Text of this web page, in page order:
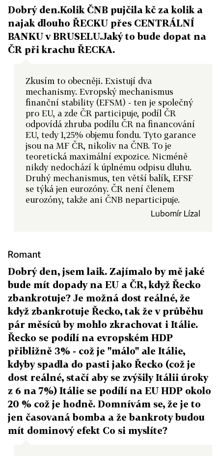
Dobrý den.Kolik ČNB pujčila kč za kolik a
najak dlouho ŘECKU přes CENTRÁLNÍ
BANKU v BRUSELU.Jaký to bude dopat na
ČR při krachu ŘECKA.
Zkusím to obecněji. Existují dva
mechanismy. Evropský mechanismus
finanční stability (EFSM) - ten je společný
pro EU, a zde ČR participuje, podíl ČR
odpovídá zhruba podílu ČR na financování
EU, tedy 1,25% objemu fondu. Tyto garance
jsou na MF ČR, nikoliv na ČNB. To je
teoretická maximální expozice. Nicméně
nikdy nedochází k úplnému odpisu dluhu.
Druhý mechanismus, ten větší balík, EFSF
se týká jen eurozóny. ČR není členem
eurozóny, takže ani ČNB neparticipuje.
Lubomír Lízal
Romant
Dobrý den, jsem laik. Zajímalo by mě jaké
bude mít dopady na EU a ČR, když Řecko
zbankrotuje? Je možná dost reálné, že
když zbankrotuje Řecko, tak že v průběhu
pár měsíců by mohlo zkrachovat i Itálie.
Řecko se podílí na evropském HDP
přibližně 3% - což je "málo" ale Itálie,
kdyby spadla do pasti jako Řecko (což je
dost reálné, stačí aby se zvýšily Itálii úroky
z 6 na 7%) Itálie se podílí na EU HDP okolo
20 % což je hodně. Domnívám se, že je to
jen časovaná bomba a že bankroty budou
mít dominový efekt Co si myslíte?